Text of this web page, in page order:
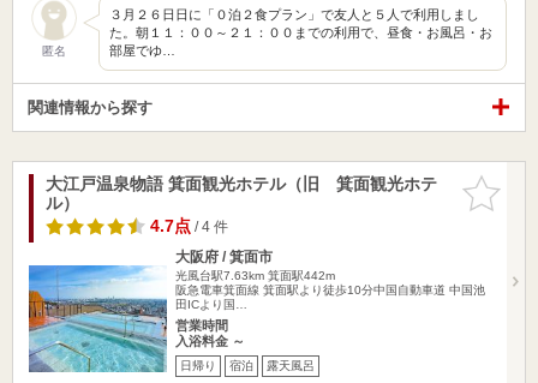
匿名
３月２６日日に「０泊２食プラン」で友人と５人で利用しまし
た。朝１１：００～２１：００までの利用で、昼食・お風呂・お
部屋でゆ…
関連情報から探す
お気に入
りに追加
大江戸温泉物語 箕面観光ホテル（旧 箕面観光ホテ
ル）
4.7点/ 4 件
大阪府 / 箕面市
光風台駅7.63km 箕面駅442m
阪急電車箕面線 箕面駅より徒歩10分中国自動車道 中国池
田ICより国…
営業時間
入浴料金 ～
日帰り 宿泊 露天風呂